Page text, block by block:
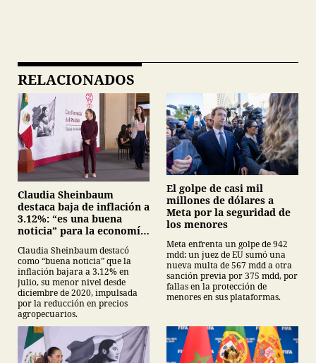
RELACIONADOS
Claudia Sheinbaum
destaca baja de inflación a
3.12%: “es una buena
noticia” para la economía
Claudia Sheinbaum destacó
como “buena noticia” que la
inflación bajara a 3.12% en
julio, su menor nivel desde
diciembre de 2020, impulsada
por la reducción en precios
agropecuarios.
El golpe de casi mil
millones de dólares a
Meta por la seguridad de
los menores
Meta enfrenta un golpe de 942
mdd: un juez de EU sumó una
nueva multa de 567 mdd a otra
sanción previa por 375 mdd, por
fallas en la protección de
menores en sus plataformas.